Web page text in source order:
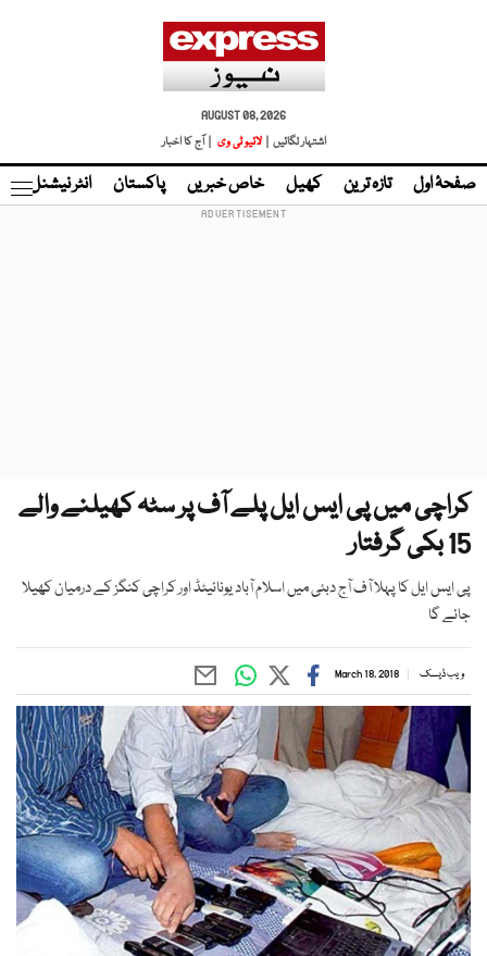
AUGUST 08, 2026
اشتہار لگائیں |
لائیو ٹی وی | آج کا اخبار
صفحۂ اول تازہ ترین کھیل خاص خبریں پاکستان انٹر نیشنل
کراچی میں پی ایس ایل پلے آف پر سٹہ کھیلنے والے
15 بکی گرفتار
پی ایس ایل کا پہلا آف آج دبئی میں اسلام آباد یونائیٹڈ اور کراچی کنگز کے درمیان کھیلا
جائے گا
ویب ڈیسک March 18, 2018